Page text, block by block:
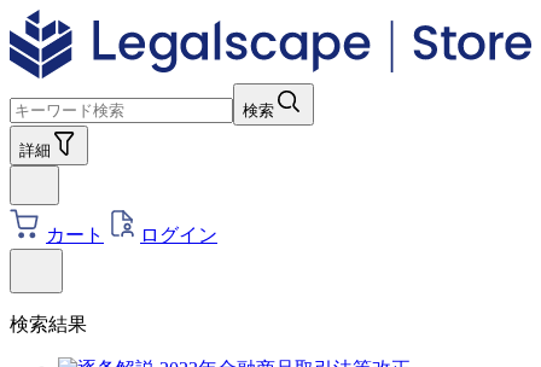
検索
詳細
カート ログイン
検索結果